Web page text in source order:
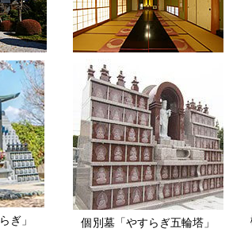
ぎ」 個別墓「やすらぎ五輪塔」